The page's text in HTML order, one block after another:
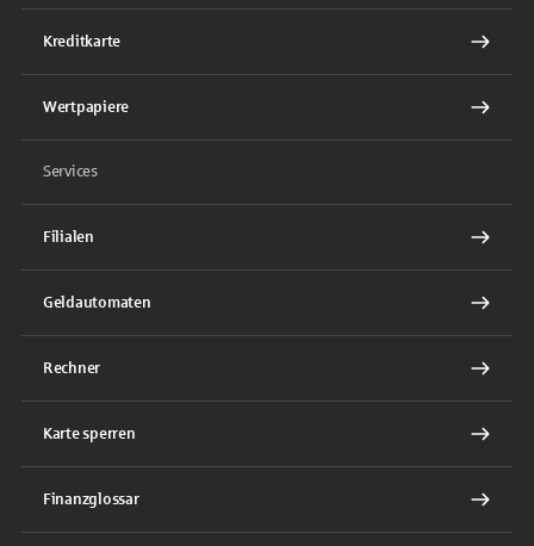
Kreditkarte
Wertpapiere
Services
Filialen
Geldautomaten
Rechner
Karte sperren
Finanzglossar